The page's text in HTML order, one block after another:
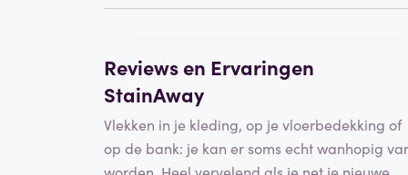
Reviews en Ervaringen
StainAway
Vlekken in je kleding, op je vloerbedekking of
op de bank: je kan er soms echt wanhopig